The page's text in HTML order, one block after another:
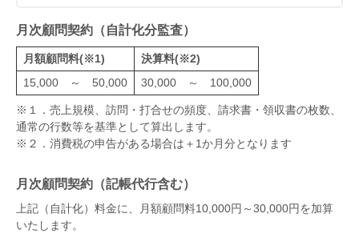
月次顧問契約（自計化分監査）
月額顧問料(※1)
決算料(※2)
15,000 ～ 50,000
30,000 ～ 100,000
※１．売上規模、訪問・打合せの頻度、請求書・領収書の枚数、
通常の行数等を基準として算出します。
※２．消費税の申告がある場合は＋1か月分となります
月次顧問契約（記帳代行含む）
上記（自計化）料金に、月額顧問料10,000円～30,000円を加算
いたします。